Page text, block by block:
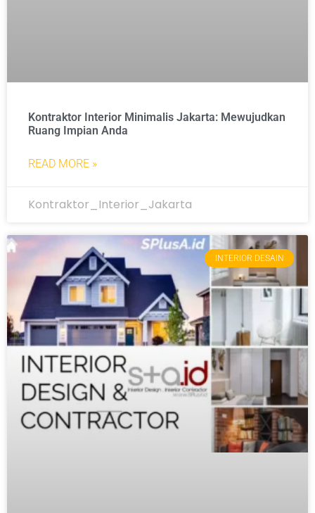
Kontraktor Interior Minimalis Jakarta: Mewujudkan
Ruang Impian Anda
READ MORE »
Kontraktor_Interior_Jakarta
INTERIOR DESAIN